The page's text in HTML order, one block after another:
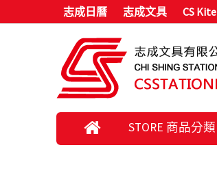
志成日曆 志成文具 CS Kite
STORE 商品分類